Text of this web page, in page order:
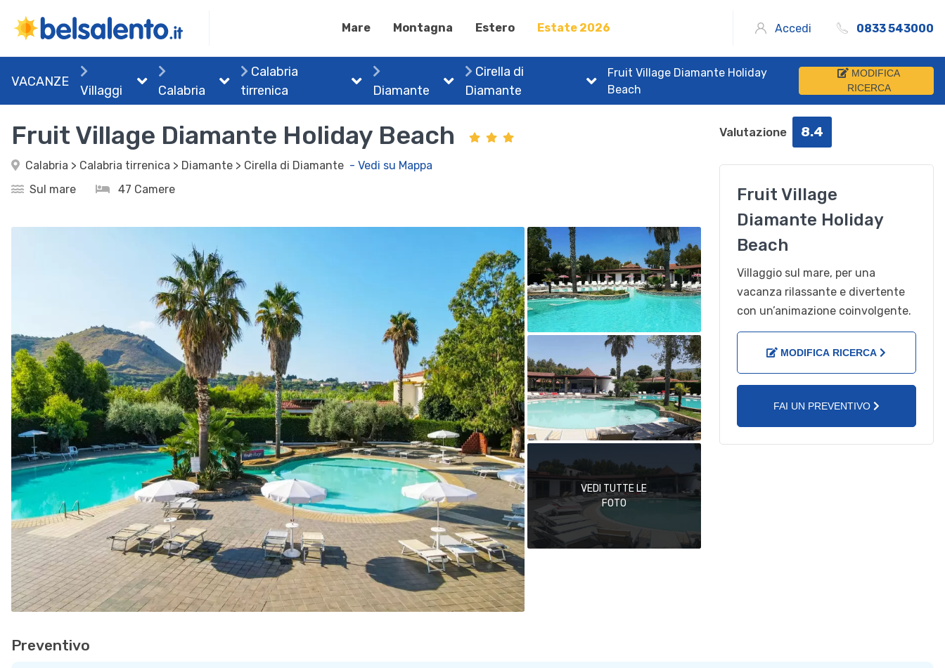
Mare Montagna Estero Estate 2026 Accedi 0833 543000
VACANZE
Villaggi Calabria
Calabria
tirrenica
Diamante
Cirella di
Diamante
Fruit Village Diamante Holiday
Beach
MODIFICA
RICERCA
Fruit Village Diamante Holiday Beach
Calabria > Calabria tirrenica > Diamante > Cirella di Diamante - Vedi su Mappa
Sul mare
47 Camere
VEDI TUTTE LE
FOTO
Valutazione 8.4
Fruit Village
Diamante Holiday
Beach
Villaggio sul mare, per una
vacanza rilassante e divertente
con un’animazione coinvolgente.
MODIFICA RICERCA
FAI UN PREVENTIVO
Preventivo